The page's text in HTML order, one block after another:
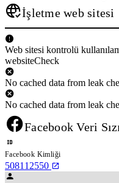
İşletme web sitesi
Web sitesi kontrolü
websiteCheck
No cached data from leak
No cached data from leak
Facebook Veri
Facebook Kimliği
508112550